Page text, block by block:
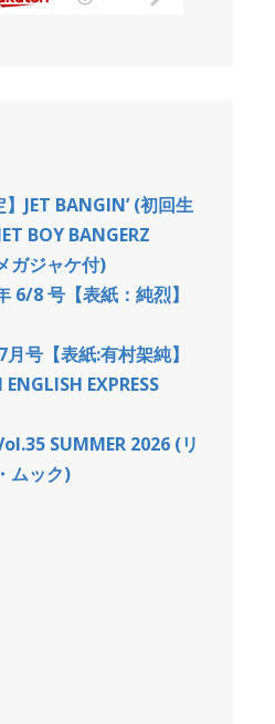
JET BANGIN’ (初回生
BOY BANGERZ
ガジャケ付)
6/8 号【表紙：純烈】
号【表紙:有村架純】
EXPRESS
SUMMER 2026 (リ
ムック)